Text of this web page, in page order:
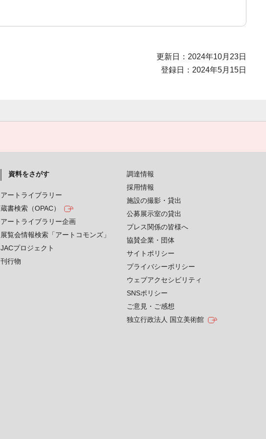
更新日：2024年10月23日
登録日：2024年5月15日
資料をさがす
アートライブラリー
蔵書検索（OPAC）
アートライブラリー企画
展覧会情報検索「アートコモンズ」
JACプロジェクト
刊行物
調達情報
採用情報
施設の撮影・貸出
公募展示室の貸出
プレス関係の皆様へ
協賛企業・団体
サイトポリシー
プライバシーポリシー
ウェブアクセシビリティ
SNSポリシー
ご意見・ご感想
独立行政法人 国立美術館